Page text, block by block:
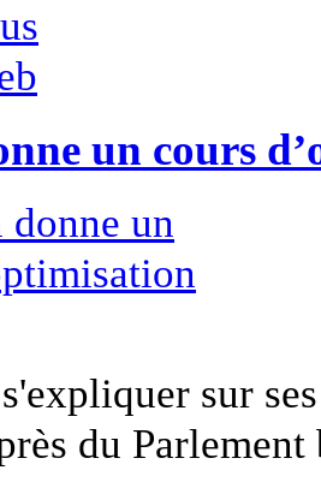
un cours
sur
du